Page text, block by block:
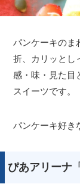
パンケーキのま
折、カリッとし
感・味・見た目
スイーツです。
パンケーキ好き
ぴあアリーナ